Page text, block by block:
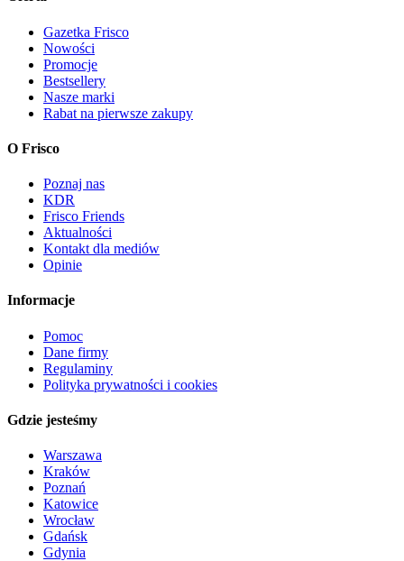
Gazetka Frisco
Nowości
Promocje
Bestsellery
Nasze marki
Rabat na pierwsze zakupy
O Frisco
Poznaj nas
KDR
Frisco Friends
Aktualności
Kontakt dla mediów
Opinie
Informacje
Pomoc
Dane firmy
Regulaminy
Polityka prywatności i cookies
Gdzie jesteśmy
Warszawa
Kraków
Poznań
Katowice
Wrocław
Gdańsk
Gdynia